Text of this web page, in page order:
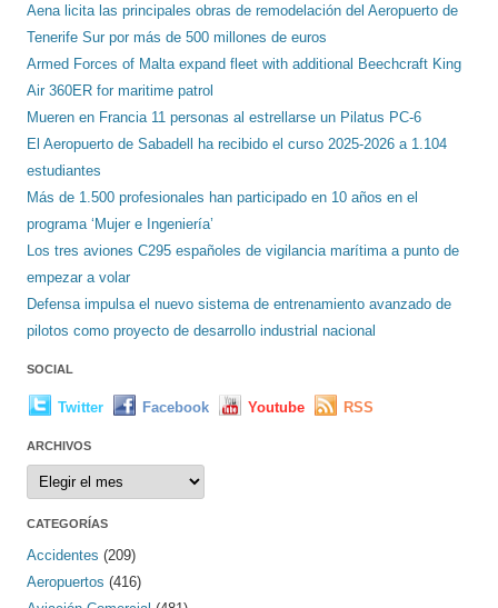
Aena licita las principales obras de remodelación del Aeropuerto de
Tenerife Sur por más de 500 millones de euros
Armed Forces of Malta expand fleet with additional Beechcraft King
Air 360ER for maritime patrol
Mueren en Francia 11 personas al estrellarse un Pilatus PC-6
El Aeropuerto de Sabadell ha recibido el curso 2025-2026 a 1.104
estudiantes
Más de 1.500 profesionales han participado en 10 años en el
programa ‘Mujer e Ingeniería’
Los tres aviones C295 españoles de vigilancia marítima a punto de
empezar a volar
Defensa impulsa el nuevo sistema de entrenamiento avanzado de
pilotos como proyecto de desarrollo industrial nacional
SOCIAL
Twitter Facebook Youtube RSS
ARCHIVOS
Archivos
CATEGORÍAS
Accidentes (209)
Aeropuertos (416)